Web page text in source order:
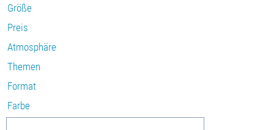
Größe
Preis
Atmosphäre
Themen
Format
Farbe